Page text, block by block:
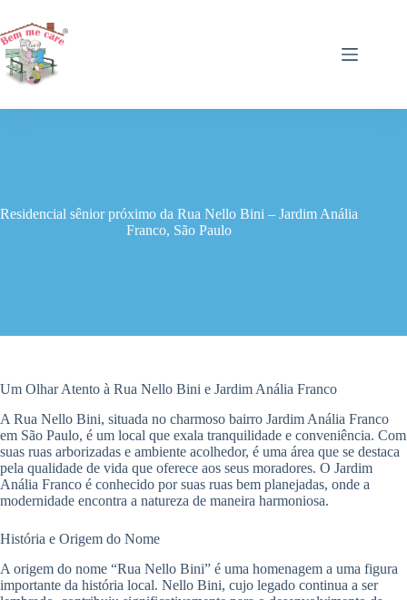
para
o
conteúdo
Residencial sênior próximo da Rua Nello Bini – Jardim Anália
Franco, São Paulo
Um Olhar Atento à Rua Nello Bini e Jardim Anália Franco
A Rua Nello Bini, situada no charmoso bairro Jardim Anália Franco
em São Paulo, é um local que exala tranquilidade e conveniência. Com
suas ruas arborizadas e ambiente acolhedor, é uma área que se destaca
pela qualidade de vida que oferece aos seus moradores. O Jardim
Anália Franco é conhecido por suas ruas bem planejadas, onde a
modernidade encontra a natureza de maneira harmoniosa.
História e Origem do Nome
A origem do nome “Rua Nello Bini” é uma homenagem a uma figura
importante da história local. Nello Bini, cujo legado continua a ser